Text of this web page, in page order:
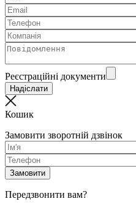
Реєстраційні документи
Кошик
Замовити зворотній дзвінок
Передзвонити вам?